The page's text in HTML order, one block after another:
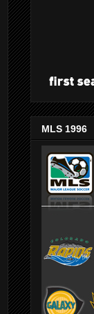
MLS 1996